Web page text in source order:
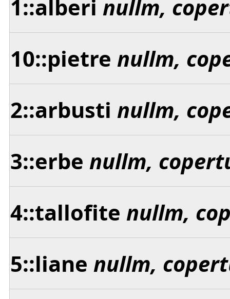
1::alberi nullm,
10::pietre nullm,
2::arbusti nullm,
3::erbe nullm,
4::tallofite nullm,
5::liane nullm,